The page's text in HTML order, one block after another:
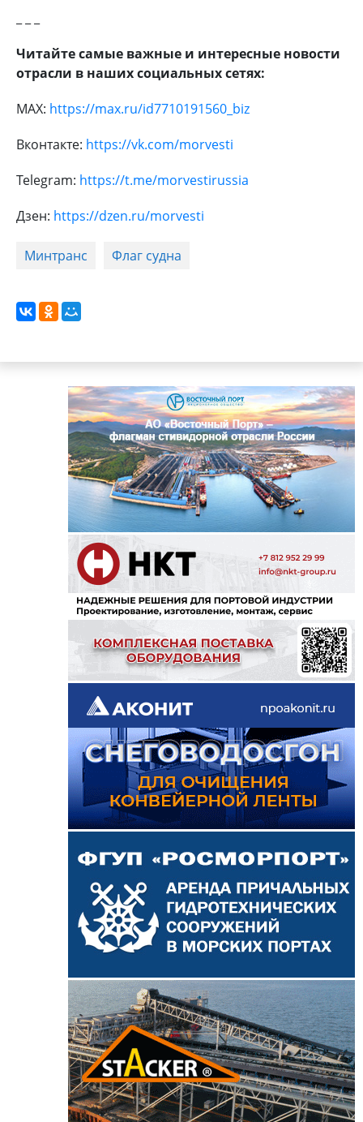
Читайте самые важные и интересные новости
отрасли в наших социальных сетях:
MAX: https://max.ru/id7710191560_biz
Вконтакте: https://vk.com/morvesti
Telegram: https://t.me/morvestirussia
Дзен: https://dzen.ru/morvesti
Минтранс Флаг судна